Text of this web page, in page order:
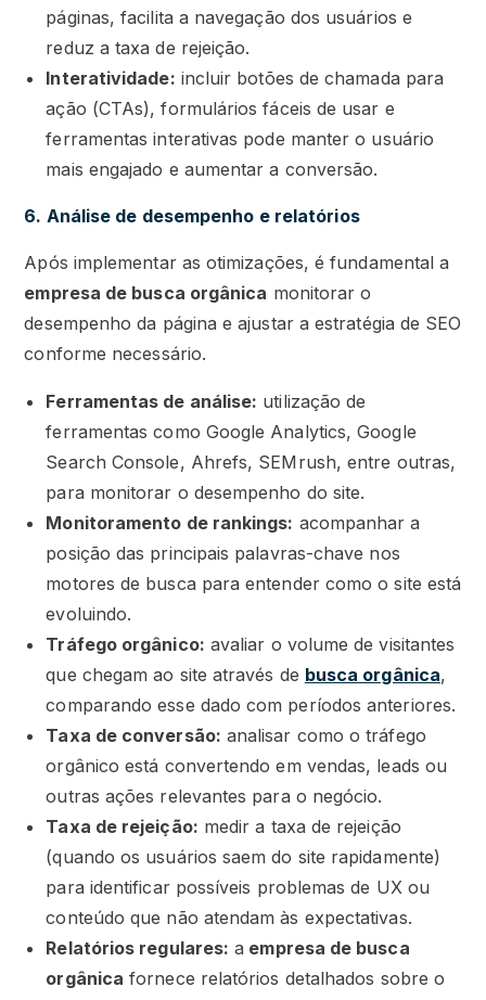
páginas, facilita a navegação dos usuários e
reduz a taxa de rejeição.
Interatividade: incluir botões de chamada para
ação (CTAs), formulários fáceis de usar e
ferramentas interativas pode manter o usuário
mais engajado e aumentar a conversão.
6. Análise de desempenho e relatórios
Após implementar as otimizações, é fundamental a
empresa de busca orgânica monitorar o
desempenho da página e ajustar a estratégia de SEO
conforme necessário.
Ferramentas de análise: utilização de
ferramentas como Google Analytics, Google
Search Console, Ahrefs, SEMrush, entre outras,
para monitorar o desempenho do site.
Monitoramento de rankings: acompanhar a
posição das principais palavras-chave nos
motores de busca para entender como o site está
evoluindo.
Tráfego orgânico: avaliar o volume de visitantes
que chegam ao site através de busca orgânica,
comparando esse dado com períodos anteriores.
Taxa de conversão: analisar como o tráfego
orgânico está convertendo em vendas, leads ou
outras ações relevantes para o negócio.
Taxa de rejeição: medir a taxa de rejeição
(quando os usuários saem do site rapidamente)
para identificar possíveis problemas de UX ou
conteúdo que não atendam às expectativas.
Relatórios regulares: a empresa de busca
orgânica fornece relatórios detalhados sobre o